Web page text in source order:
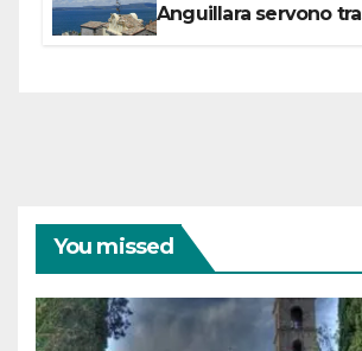
Anguillara servono
You missed